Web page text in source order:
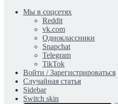
Мы в соцсетях
Reddit
vk.com
Одноклассники
Snapchat
Telegram
TikTok
Войти / Зарегистрироваться
Случайная статья
Sidebar
Switch skin